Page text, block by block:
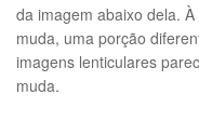
da imagem abaixo dela.
muda, uma porção
imagens lenticulares
muda.